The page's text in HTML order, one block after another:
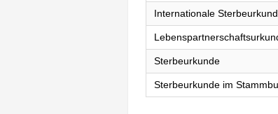
Internationale
Sterbeurkunde
Sterbeurkunde im